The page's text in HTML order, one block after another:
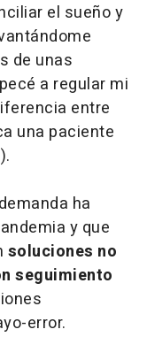
el sueño y
de unas
a regular mi
entre
una paciente
ha
y que
soluciones no
seguimiento
error.